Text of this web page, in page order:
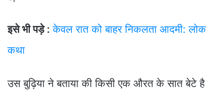
इसे भी पड़े : केवल रात को बाहर निकलता आदमी: लोक
कथा
उस बुढ़िया ने बताया की किसी एक औरत के सात बेटे है